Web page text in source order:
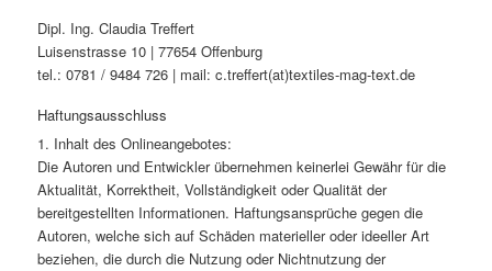
Dipl. Ing. Claudia Treffert
Luisenstrasse 10 | 77654 Offenburg
tel.: 0781 / 9484 726 | mail: c.treffert(at)textiles-mag-text.de
Haftungsausschluss
1. Inhalt des Onlineangebotes:
Die Autoren und Entwickler übernehmen keinerlei Gewähr für die
Aktualität, Korrektheit, Vollständigkeit oder Qualität der
bereitgestellten Informationen. Haftungsansprüche gegen die
Autoren, welche sich auf Schäden materieller oder ideeller Art
beziehen, die durch die Nutzung oder Nichtnutzung der